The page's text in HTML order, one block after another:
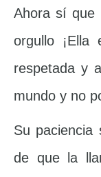
Ahora sí que
orgullo
respetada y
mundo y no
Su paciencia
de que la